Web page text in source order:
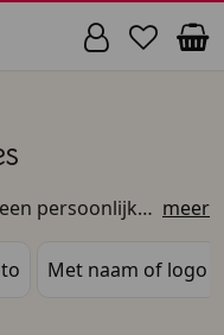
persoonlijke
bedankjes
meer
Met naam of logo